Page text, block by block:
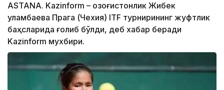
ASTANA. Kazinform – Қозоғистонлик Жибек
Қуламбаева Прага (Чехия) ITF турнирининг жуфтлик
баҳсларида ғолиб бўлди, деб хабар беради
Kazinform мухбири.